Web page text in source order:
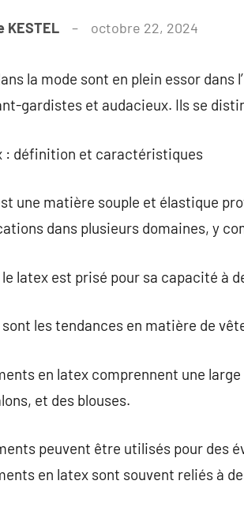
KESTEL octobre 22, 2024
la mode sont en plein essor dans
gardistes et audacieux. Ils se
: définition et caractéristiques
une matière souple et élastique
dans plusieurs domaines, y
le latex est prisé pour sa capacité à
sont les tendances en matière de
en latex comprennent une
et des blouses.
peuvent être utilisés pour des
en latex sont souvent reliés à